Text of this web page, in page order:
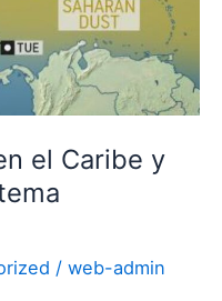
el Caribe y
/ web-admin